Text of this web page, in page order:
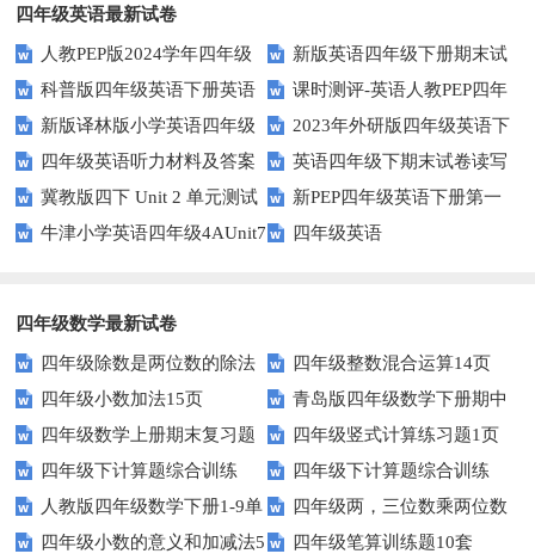
四年级英语最新试卷
人教PEP版2024学年四年级
英语下册期末测试卷
新版英语四年级下册期末试
卷
科普版四年级英语下册英语
Lesson1测试题及答案
课时测评-英语人教PEP四年
级上册 unit3 What would you
like-PartB练习及答案 (3)
新版译林版小学英语四年级
下册试卷Unit1-Unit2单元测试题
2023年外研版四年级英语下
册期中检测试题
四年级英语听力材料及答案
英语四年级下期末试卷读写
部分答案
冀教版四下 Unit 2 单元测试
新PEP四年级英语下册第一
单元测试题
牛津小学英语四年级4AUnit7
四年级英语
四年级数学最新试卷
四年级除数是两位数的除法
11页
四年级整数混合运算14页
四年级小数加法15页
青岛版四年级数学下册期中
测试题及答案
四年级数学上册期末复习题
及详细答案(5套)
四年级竖式计算练习题1页
（无答案）
四年级下计算题综合训练
（师版）
四年级下计算题综合训练
（学生版）
人教版四年级数学下册1-9单
元试题(含期中及3套期末)
四年级两，三位数乘两位数
22页
四年级小数的意义和加减法5
四年级笔算训练题10套